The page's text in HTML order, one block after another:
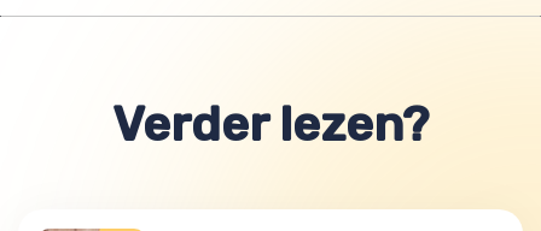
Verder lezen?